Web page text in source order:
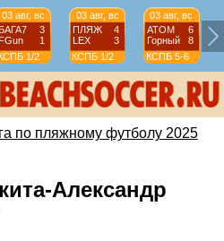
03 авг, вс
3
FGun
1
1/2
03 авг, вс
ПЛЯЖ
4
LEX
3
КСПБ 1/2
03 авг, вс
АТОМ
6
Горный
8
КСПБ 5-6
по пляжному футболу 2025
Александр